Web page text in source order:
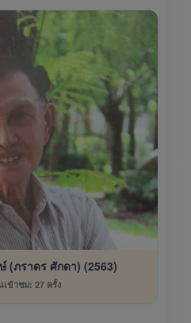
นายพร ธิติพัฒนพงษ์ (ภราดร ศักดา) (2563)
จำนวนเข้าชม: 27 ครั้ง